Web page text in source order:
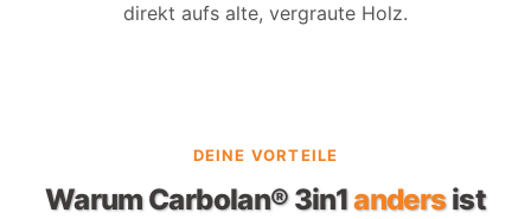
direkt aufs alte, vergraute Holz.
DEINE VORTEILE
Warum Carbolan® 3in1andersist